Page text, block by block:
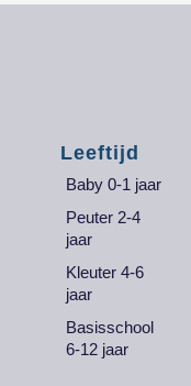
Leeftijd
Baby 0-1 jaar
Peuter 2-4
jaar
Kleuter 4-6
jaar
Basisschool
6-12 jaar